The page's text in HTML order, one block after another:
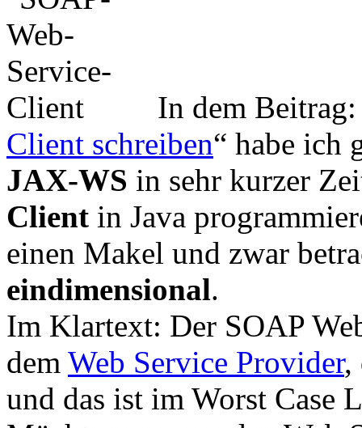
In dem Beitrag:
Client schreiben“ habe ich
JAX-WS in sehr kurzer
Client in Java
einen Makel und zwar
eindimensional.
Im Klartext: Der SOAP
dem Web Service Provider,
und das ist im Worst Case